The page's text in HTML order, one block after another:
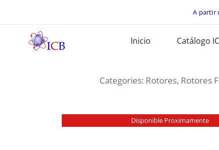
content
A partir
Inicio Catálogo
Categories: Rotores, Rotores
Disponible Proximamente